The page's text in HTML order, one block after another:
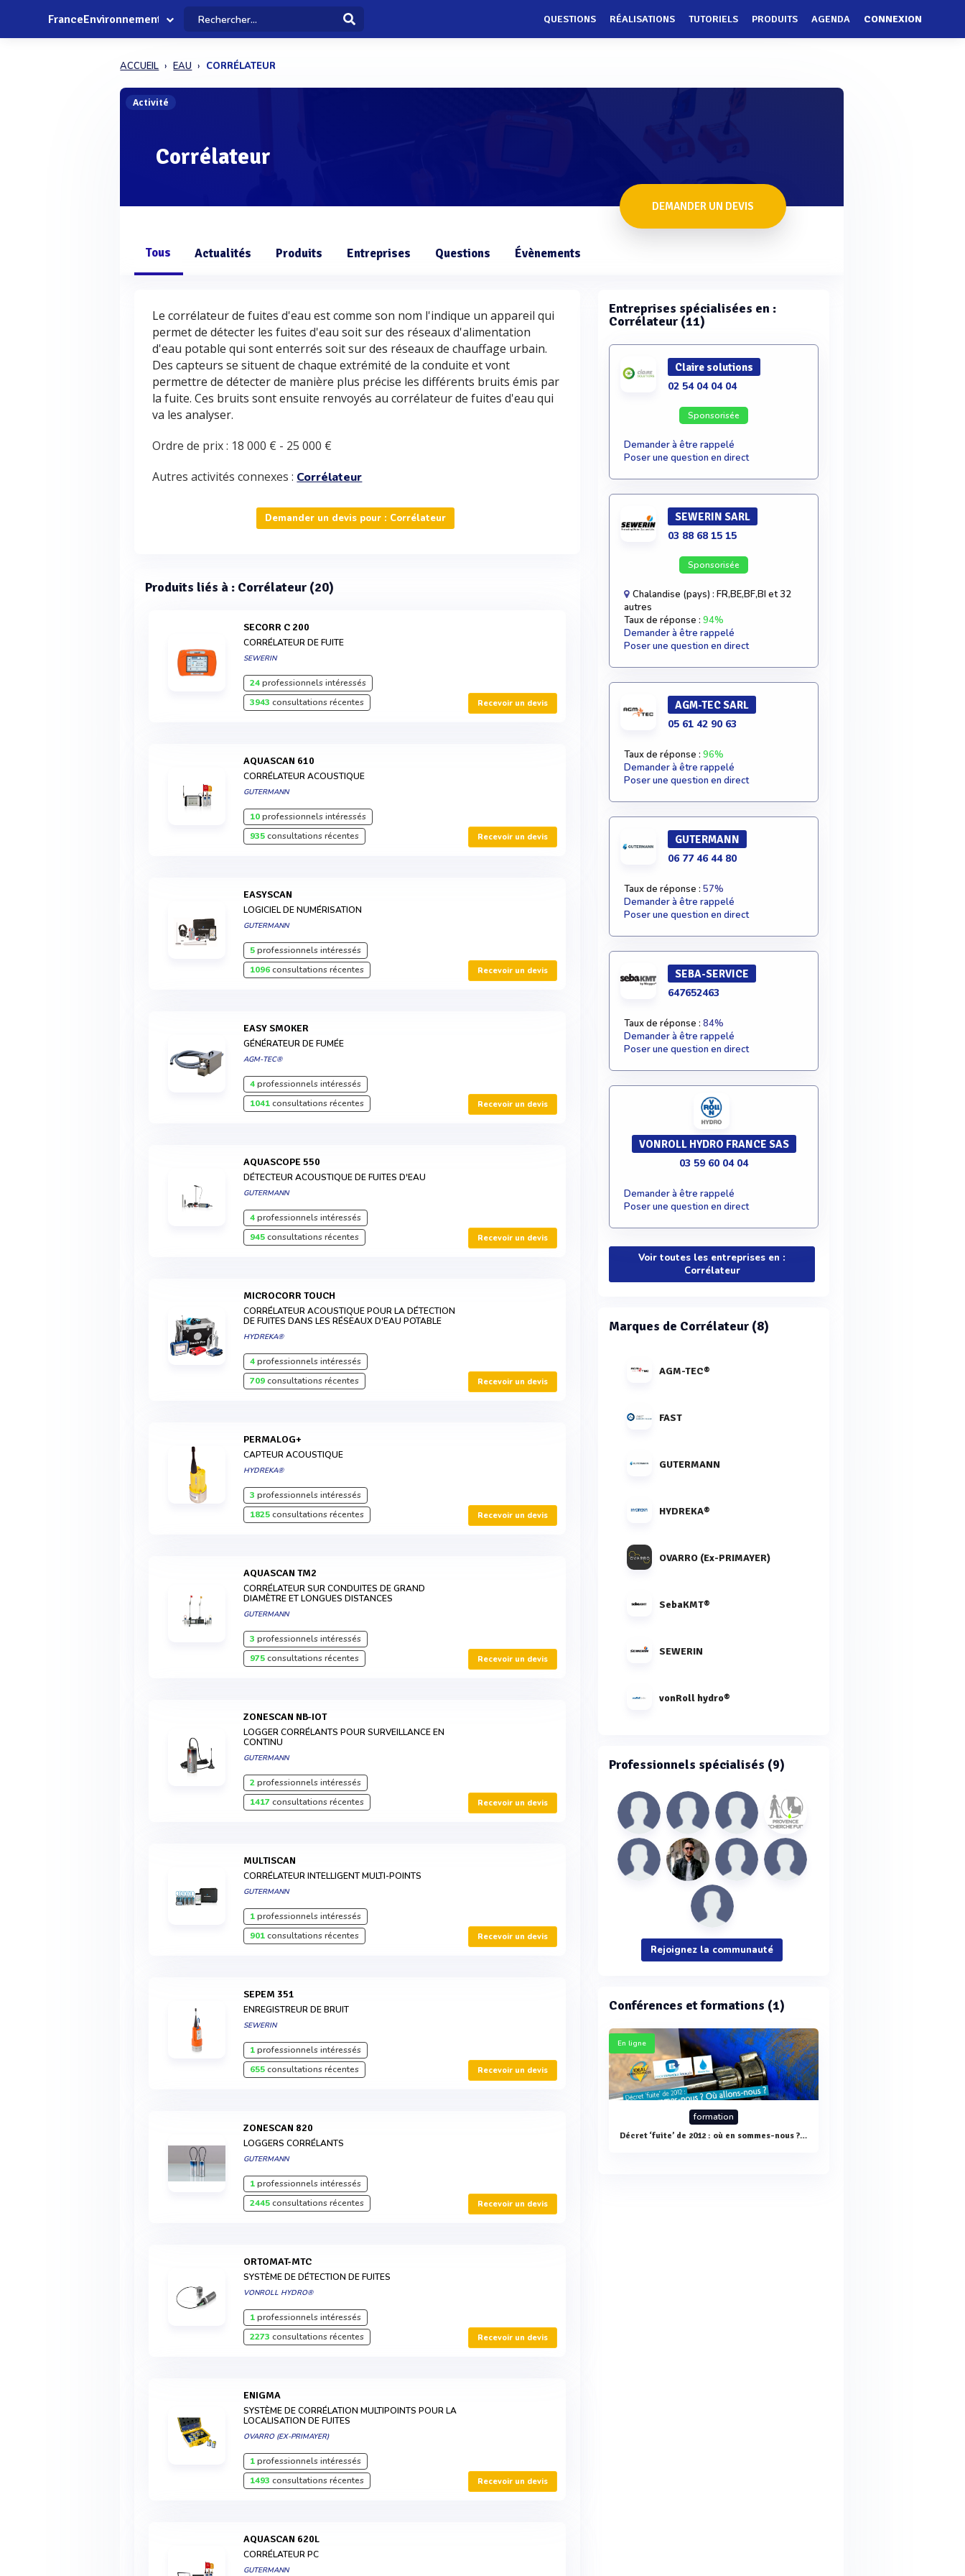
FranceEnvironnement QUESTIONS RÉALISATIONS TUTORIELS PRODUITS AGENDA CONNEXION
ACCUEIL EAU CORRÉLATEUR
Activité
Corrélateur
DEMANDER UN DEVIS
Tous Actualités Produits Entreprises Questions Évènements
Le corrélateur de fuites d'eau est comme son nom l'indique un appareil qui
permet de détecter les fuites d'eau soit sur des réseaux d'alimentation
d'eau potable qui sont enterrés soit sur des réseaux de chauffage urbain.
Des capteurs se situent de chaque extrémité de la conduite et vont
permettre de détecter de manière plus précise les différents bruits émis par
la fuite. Ces bruits sont ensuite renvoyés au corrélateur de fuites d'eau qui
va les analyser.
Ordre de prix : 18 000 € - 25 000 €
Autres activités connexes : Corrélateur
Demander un devis pour : Corrélateur
Produits liés à : Corrélateur (20)
SECORR C 200
CORRÉLATEUR DE FUITE
SEWERIN
24professionnels intéressés
3943 consultations récentes Recevoir un devis
AQUASCAN 610
CORRÉLATEUR ACOUSTIQUE
GUTERMANN
10professionnels intéressés
935consultations récentes Recevoir un devis
EASYSCAN
LOGICIEL DE NUMÉRISATION
GUTERMANN
5professionnels intéressés
1096consultations récentes Recevoir un devis
EASY SMOKER
GÉNÉRATEUR DE FUMÉE
AGM-TEC®
4professionnels intéressés
1041consultations récentes Recevoir un devis
AQUASCOPE 550
DÉTECTEUR ACOUSTIQUE DE FUITES D'EAU
GUTERMANN
4professionnels intéressés
945consultations récentes Recevoir un devis
MICROCORR TOUCH
CORRÉLATEUR ACOUSTIQUE POUR LA DÉTECTION
DE FUITES DANS LES RÉSEAUX D'EAU POTABLE
HYDREKA®
4professionnels intéressés
709consultations récentes Recevoir un devis
PERMALOG+
CAPTEUR ACOUSTIQUE
HYDREKA®
3 professionnels intéressés
1825consultations récentes Recevoir un devis
AQUASCAN TM2
CORRÉLATEUR SUR CONDUITES DE GRAND
DIAMÈTRE ET LONGUES DISTANCES
GUTERMANN
3 professionnels intéressés
975consultations récentes Recevoir un devis
ZONESCAN NB-IOT
LOGGER CORRÉLANTS POUR SURVEILLANCE EN
CONTINU
GUTERMANN
2professionnels intéressés
1417consultations récentes Recevoir un devis
MULTISCAN
CORRÉLATEUR INTELLIGENT MULTI-POINTS
GUTERMANN
1professionnels intéressés
901consultations récentes Recevoir un devis
SEPEM 351
ENREGISTREUR DE BRUIT
SEWERIN
1professionnels intéressés
655consultations récentes Recevoir un devis
ZONESCAN 820
LOGGERS CORRÉLANTS
GUTERMANN
1professionnels intéressés
2445consultations récentes Recevoir un devis
ORTOMAT-MTC
SYSTÈME DE DÉTECTION DE FUITES
VONROLL HYDRO®
1professionnels intéressés
2273 consultations récentes Recevoir un devis
ENIGMA
SYSTÈME DE CORRÉLATION MULTIPOINTS POUR LA
LOCALISATION DE FUITES
OVARRO (EX-PRIMAYER)
1professionnels intéressés
1493 consultations récentes Recevoir un devis
AQUASCAN 620L
CORRÉLATEUR PC
GUTERMANN
Entreprises spécialisées en :
Corrélateur (11)
Claire solutions
02 54 04 04 04
Sponsorisée
Demander à être rappelé
Poser une question en direct
SEWERIN SARL
03 88 68 15 15
Sponsorisée
Chalandise (pays) : FR,BE,BF,BI et 32
autres
Taux de réponse : 94%
Demander à être rappelé
Poser une question en direct
AGM-TEC SARL
05 61 42 90 63
Taux de réponse : 96%
Demander à être rappelé
Poser une question en direct
GUTERMANN
06 77 46 44 80
Taux de réponse : 57%
Demander à être rappelé
Poser une question en direct
SEBA-SERVICE
647652463
Taux de réponse : 84%
Demander à être rappelé
Poser une question en direct
VONROLL HYDRO FRANCE SAS
03 59 60 04 04
Demander à être rappelé
Poser une question en direct
Voir toutes les entreprises en :
Corrélateur
Marques de Corrélateur (8)
AGM-TEC®
FAST
GUTERMANN
HYDREKA®
OVARRO (Ex-PRIMAYER)
SebaKMT®
SEWERIN
vonRoll hydro®
Professionnels spécialisés (9)
Rejoignez la communauté
Conférences et formations (1)
En ligne
formation
Décret ‘fuite’ de 2012 : où en sommes-nous ? Où allons-nous ?